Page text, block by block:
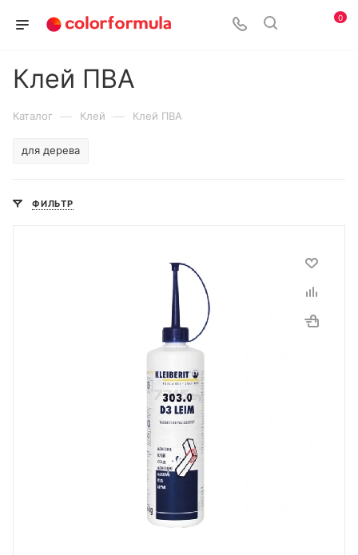
0
Клей ПВА
Каталог — Клей — Клей ПВА
для дерева
ФИЛЬТР